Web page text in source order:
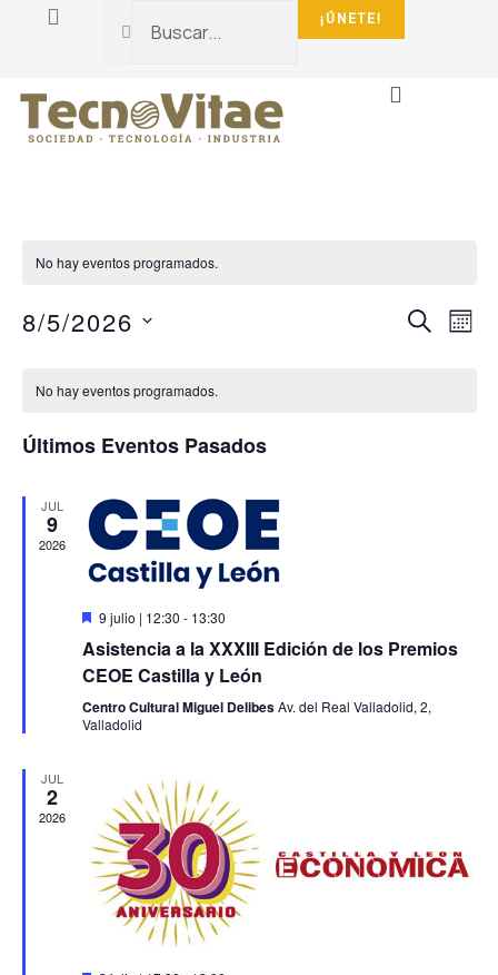
¡ÚNETE!
No hay eventos programados.
BUSCAR
DE
MES
8/5/2026
fecha.
DE
EVENTOS
No hay eventos programados.
Últimos Eventos Pasados
JUL
9
2026
Destacado
9 julio | 12:30 - 13:30
Asistencia a la XXXIII Edición de los Premios
CEOE Castilla y León
Centro Cultural Miguel DelibesAv. del Real Valladolid, 2,
Valladolid
JUL
2
2026